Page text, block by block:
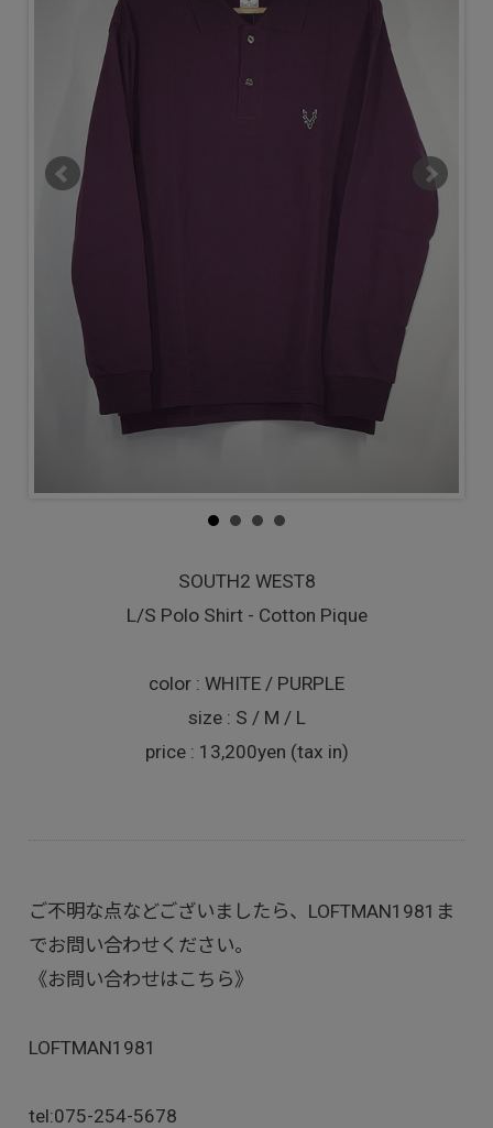
SOUTH2 WEST8
L/S Polo Shirt - Cotton Pique
color : WHITE / PURPLE
size : S / M / L
price : 13,200yen (tax in)
ご不明な点などございましたら、LOFTMAN1981ま
でお問い合わせください。
《お問い合わせはこちら》
LOFTMAN1981
tel:075-254-5678